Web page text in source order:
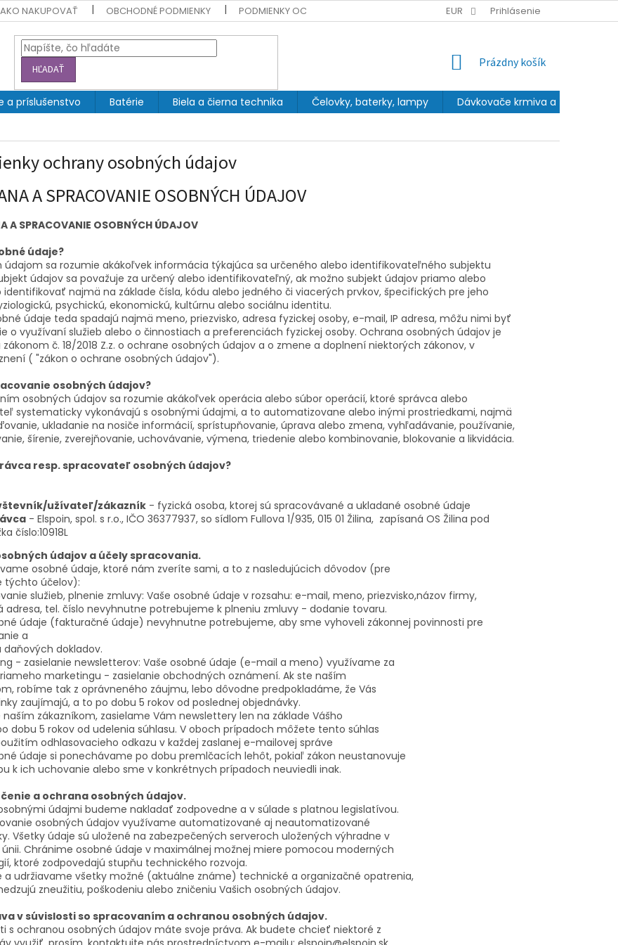
AKO NAKUPOVAŤ OBCHODNÉ PODMIENKY PODMIENKY OCHRANY OSOBNÝCH ÚDAJOV EUR Prihlásenie
HĽADAŤ
NÁKUPNÝ
Prázdny košík
a príslušenstvo Batérie Biela a čierna technika Čelovky, baterky, lampy
Dávkovače krmiva a fontány
ochrany osobných údajov
A SPRACOVANIE OSOBNÝCH ÚDAJOV
A SPRACOVANIE OSOBNÝCH ÚDAJOV
údaje?
údajom sa rozumie akákoľvek informácia týkajúca sa určeného alebo identifikovateľného subjektu
údajov sa považuje za určený alebo identifikovateľný, ak možno subjekt údajov priamo alebo
najmä na základe čísla, kódu alebo jedného či viacerých prvkov, špecifických pre jeho
psychickú, ekonomickú, kultúrnu alebo sociálnu identitu.
údaje teda spadajú najmä meno, priezvisko, adresa fyzickej osoby, e-mail, IP adresa, môžu nimi byť
o využívaní služieb alebo o činnostiach a preferenciách fyzickej osoby. Ochrana osobných údajov je
č. 18/2018 Z.z. o ochrane osobných údajov a o zmene a doplnení niektorých zákonov, v
( "zákon o ochrane osobných údajov").
osobných údajov?
osobných údajov sa rozumie akákoľvek operácia alebo súbor operácií, ktoré správca alebo
systematicky vykonávajú s osobnými údajmi, a to automatizovane alebo inými prostriedkami, najmä
ukladanie na nosiče informácií, sprístupňovanie, úprava alebo zmena, vyhľadávanie, používanie,
šírenie, zverejňovanie, uchovávanie, výmena, triedenie alebo kombinovanie, blokovanie a likvidácia.
resp. spracovateľ osobných údajov?
užívateľ/zákazník - fyzická osoba, ktorej sú spracovávané a ukladané osobné údaje
- Elspoin, spol. s r.o., IČO 36377937, so sídlom Fullova 1/935, 015 01 Žilina, zapísaná OS Žilina pod
číslo:10918L
údajov a účely spracovania.
osobné údaje, ktoré nám zveríte sami, a to z nasledujúcich dôvodov (pre
týchto účelov):
služieb, plnenie zmluvy: Vaše osobné údaje v rozsahu: e-mail, meno, priezvisko,názov firmy,
adresa, tel. číslo nevyhnutne potrebujeme k plneniu zmluvy - dodanie tovaru.
údaje (fakturačné údaje) nevyhnutne potrebujeme, aby sme vyhoveli zákonnej povinnosti pre
a
daňových dokladov.
- zasielanie newsletterov: Vaše osobné údaje (e-mail a meno) využívame za
marketingu - zasielanie obchodných oznámení. Ak ste naším
robíme tak z oprávneného záujmu, lebo dôvodne predpokladáme, že Vás
zaujímajú, a to po dobu 5 rokov od poslednej objednávky.
naším zákazníkom, zasielame Vám newslettery len na základe Vášho
dobu 5 rokov od udelenia súhlasu. V oboch prípadoch môžete tento súhlas
odhlasovacieho odkazu v každej zaslanej e-mailovej správe
údaje si ponechávame po dobu premlčacích lehôt, pokiaľ zákon neustanovuje
k ich uchovanie alebo sme v konkrétnych prípadoch neuviedli inak.
a ochrana osobných údajov.
údajmi budeme nakladať zodpovedne a v súlade s platnou legislatívou.
osobných údajov využívame automatizované aj neautomatizované
Všetky údaje sú uložené na zabezpečených serveroch uložených výhradne v
únii. Chránime osobné údaje v maximálnej možnej miere pomocou moderných
ktoré zodpovedajú stupňu technického rozvoja.
a udržiavame všetky možné (aktuálne známe) technické a organizačné opatrenia,
zneužitiu, poškodeniu alebo zničeniu Vašich osobných údajov.
v súvislosti so spracovaním a ochranou osobných údajov.
s ochranou osobných údajov máte svoje práva. Ak budete chcieť niektoré z